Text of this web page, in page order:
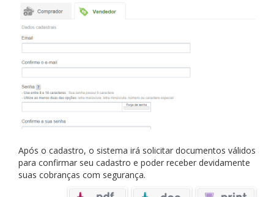
Após o cadastro, o sistema irá solicitar documentos válidos
para confirmar seu cadastro e poder receber devidamente
suas cobranças com segurança.